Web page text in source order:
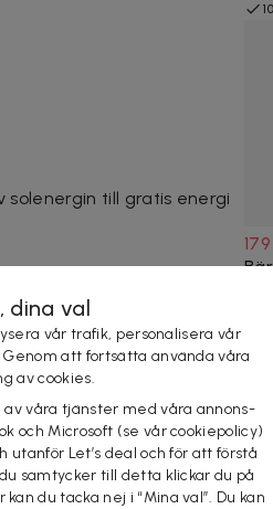
solenergin till gratis energi
dina val
vår trafik, personalisera vår
att fortsätta använda våra
av cookies.
våra tjänster med våra annons-
och Microsoft (se vår cookiepolicy)
Let’s deal och för att förstå
samtycker till detta klickar du på
du tacka nej i “Mina val”. Du kan